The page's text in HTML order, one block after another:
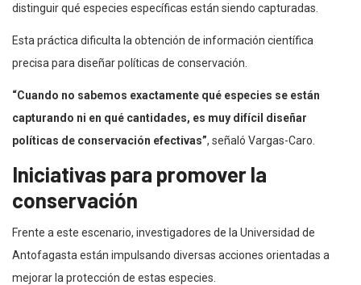
distinguir qué especies específicas están siendo capturadas.
Esta práctica dificulta la obtención de información científica
precisa para diseñar políticas de conservación.
“Cuando no sabemos exactamente qué especies se están
capturando ni en qué cantidades, es muy difícil diseñar
políticas de conservación efectivas”, señaló Vargas-Caro.
Iniciativas para promover la
conservación
Frente a este escenario, investigadores de la Universidad de
Antofagasta están impulsando diversas acciones orientadas a
mejorar la protección de estas especies.